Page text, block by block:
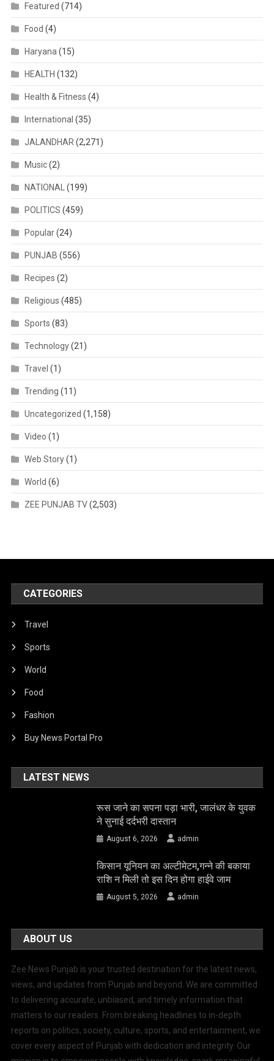
Featured (714)
Food (4)
Haryana (15)
HEALTH (132)
Health & Fitness (4)
International (35)
JALANDHAR (2,271)
Music(2)
NATIONAL (199)
POLITICS (459)
Popular(24)
PUNJAB (556)
Recipes (2)
Religious (485)
Sports (83)
Technology(21)
Travel (1)
Trending (11)
Uncategorized (1,158)
Video (1)
Web Story(1)
World (6)
ZEE PUNJAB TV(2,503)
CATEGORIES
Travel
Sports
World
Food
Fashion
Buy News Portal Pro
LATEST NEWS
रूस जाने का सपना पड़ा भारी, जालंधर के युवक
ने सुनाई दर्दभरी दास्तान
August 6, 2026 admin
किसान यूनियन का अल्टीमेटम,गन्ने की बकाया
राशि न मिली तो इस दिन होगा हाईवे जाम
August 5, 2026 admin
ABOUT US
Zee News Punjab is your trusted destination for the latest news,
views, and updates from Punjab and beyond. We are committed
to delivering accurate, unbiased, and timely information that
matters to our readers. From breaking headlines to in-depth
reports on politics, society, culture, sports, and entertainment, we
cover every aspect of Punjab with dedication and integrity. Our